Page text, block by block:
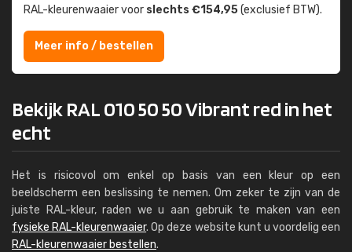
RAL-kleuren­waaier voor slechts €154,95(exclusief BTW).
Meer info / bestellen
Bekijk RAL 010 50 50 Vibrant red in het
echt
Het is risicovol om enkel op basis van een kleur op een
beeldscherm een beslissing te nemen. Om zeker te zijn van de
juiste RAL-kleur, raden we u aan gebruik te maken van een
fysieke RAL-kleurenwaaier. Op deze website kunt u voordelig een
RAL-kleurenwaaier bestellen.